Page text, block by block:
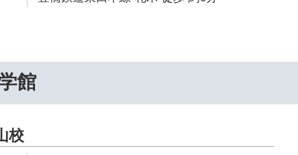
館
校